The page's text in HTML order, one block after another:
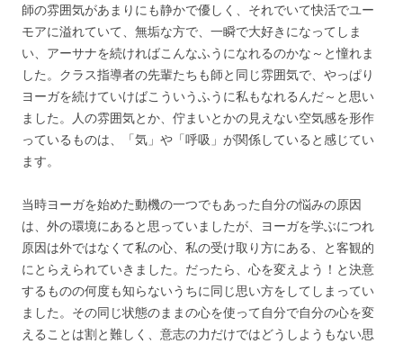
師の雰囲気があまりにも静かで優しく、それでいて快活でユー
モアに溢れていて、無垢な方で、一瞬で大好きになってしま
い、アーサナを続ければこんなふうになれるのかな～と憧れま
した。クラス指導者の先輩たちも師と同じ雰囲気で、やっぱり
ヨーガを続けていけばこういうふうに私もなれるんだ～と思い
ました。人の雰囲気とか、佇まいとかの見えない空気感を形作
っているものは、「気」や「呼吸」が関係していると感じてい
ます。
当時ヨーガを始めた動機の一つでもあった自分の悩みの原因
は、外の環境にあると思っていましたが、ヨーガを学ぶにつれ
原因は外ではなくて私の心、私の受け取り方にある、と客観的
にとらえられていきました。だったら、心を変えよう！と決意
するものの何度も知らないうちに同じ思い方をしてしまってい
ました。その同じ状態のままの心を使って自分で自分の心を変
えることは割と難しく、意志の力だけではどうしようもない思